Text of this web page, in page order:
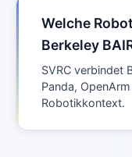
Welche
Berkeley
SVRC verbindet
Panda,
Robotikkontext.